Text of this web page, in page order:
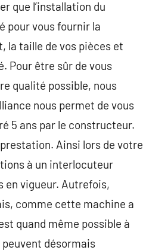
que l’installation du
pour vous fournir la
la taille de vos pièces et
Pour être sûr de vous
qualité possible, nous
nous permet de vous
5 ans par le constructeur.
Ainsi lors de votre
à un interlocuteur
en vigueur. Autrefois,
comme cette machine a
quand même possible à
peuvent désormais